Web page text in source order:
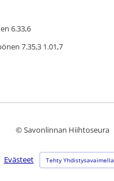
6.33,6
7.35,3 1.01,7
©Savonlinnan Hiihtoseura
Evästeet Tehty Yhdistysavaimella